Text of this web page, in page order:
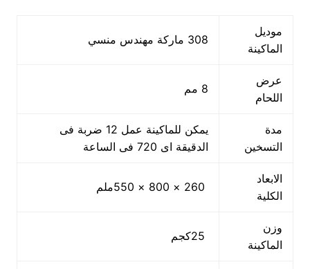
موديل
الماكينة
308 ماركة مهندس منسي
عرض
اللحام
8 مم
مدة
التسخين
يمكن للماكينة عمل 12 ضربة فى
الدقيقة اى 720 فى الساعة
الابعاد
الكلية
وزن
الماكينة